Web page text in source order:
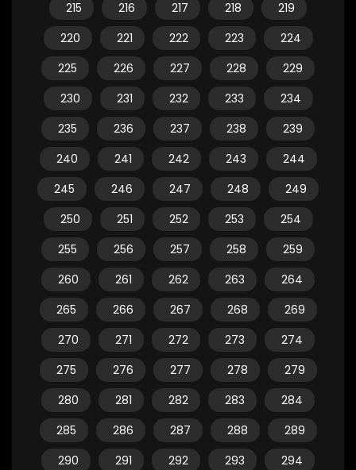
215
216 217 218
219
220
221 222 223
224
225
226 227 228
229
230
231 232 233
234
235
236 237 238
239
240
241 242 243
244
245
246 247 248
249
250
251 252 253
254
255
256 257 258
259
260
261 262 263
264
265
266 267 268
269
270
271 272 273
274
275
276 277 278
279
280
281 282 283
284
285
286 287 288
289
290
291 292 293
294